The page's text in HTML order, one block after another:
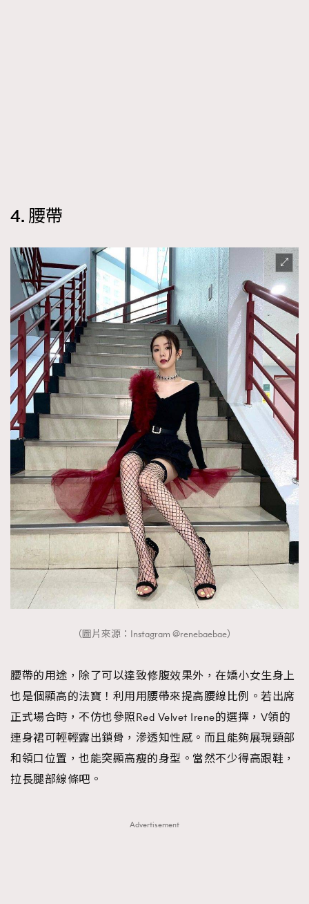
4. 腰帶
（圖片來源：Instagram @renebaebae）
腰帶的用途，除了可以達致修腹效果外，在嬌小女生身上
也是個顯高的法寶！利用用腰帶來提高腰線比例。若出席
正式場合時，不仿也參照Red Velvet Irene的選擇，V領的
連身裙可輕輕露出鎖骨，滲透知性感。而且能夠展現頸部
和領口位置，也能突顯高瘦的身型。當然不少得高跟鞋，
拉長腿部線條吧。
Advertisement